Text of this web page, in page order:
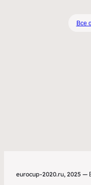
Все
eurocup-2020.ru, 2025 —